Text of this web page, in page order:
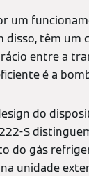
um
disso, têm um
entre a
é a
do
S
do gás
unidade